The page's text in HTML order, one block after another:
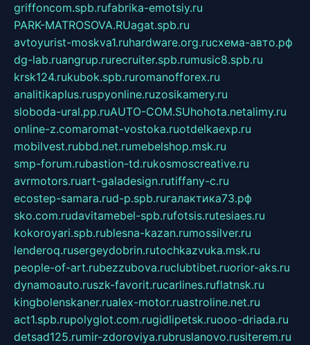
griffoncom.spb.rufabrika-emotsiy.ru
PARK-MATROSOVA.RUagat.spb.ru
avtoyurist-moskva1.ruhardware.org.ruсхема-авто.рф
dg-lab.ruangrup.rurecruiter.spb.rumusic8.spb.ru
krsk124.rukubok.spb.ruromanofforex.ru
analitikaplus.ruspyonline.ruzosikamery.ru
sloboda-ural.pp.ruAUTO-COM.SUhohota.netalimy.ru
online-z.comaromat-vostoka.ruotdelkaexp.ru
mobilvest.rubbd.net.rumebelshop.msk.ru
smp-forum.rubastion-td.rukosmoscreative.ru
avrmotors.ruart-galadesign.rutiffany-c.ru
ecostep-samara.rud-p.spb.ruгалактика73.рф
sko.com.rudavitamebel-spb.rufotsis.rutesiaes.ru
kokoroyari.spb.rublesna-kazan.rumossilver.ru
lenderoq.rusergeydobrin.rutochkazvuka.msk.ru
people-of-art.rubezzubova.ruclubtibet.ruorior-aks.ru
dynamoauto.ruszk-favorit.rucarlines.ruflatnsk.ru
kingbolenskaner.rualex-motor.ruastroline.net.ru
act1.spb.rupolyglot.com.rugidlipetsk.ruooo-driada.ru
detsad125.rumir-zdoroviya.rubruslanovo.rusiterem.ru